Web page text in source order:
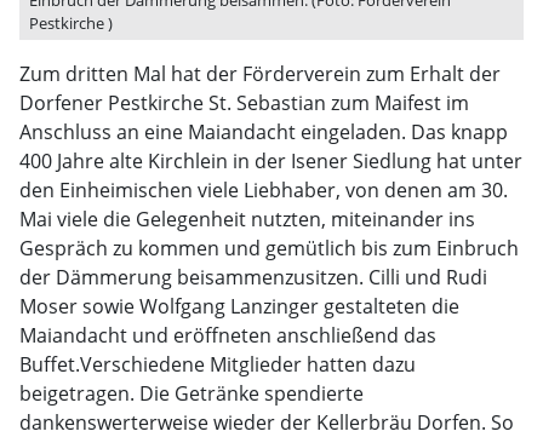
Pestkirche )
Zum dritten Mal hat der Förderverein zum Erhalt der
Dorfener Pestkirche St. Sebastian zum Maifest im
Anschluss an eine Maiandacht eingeladen. Das knapp
400 Jahre alte Kirchlein in der Isener Siedlung hat unter
den Einheimischen viele Liebhaber, von denen am 30.
Mai viele die Gelegenheit nutzten, miteinander ins
Gespräch zu kommen und gemütlich bis zum Einbruch
der Dämmerung beisammenzusitzen. Cilli und Rudi
Moser sowie Wolfgang Lanzinger gestalteten die
Maiandacht und eröffneten anschließend das
Buffet.Verschiedene Mitglieder hatten dazu
beigetragen. Die Getränke spendierte
dankenswerterweise wieder der Kellerbräu Dorfen. So